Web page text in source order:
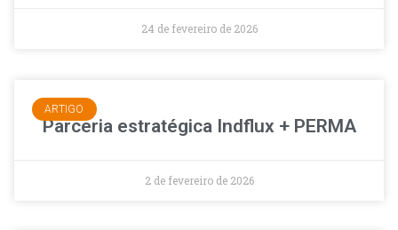
24 de fevereiro de 2026
ARTIGO
Parceria estratégica Indflux + PERMA
2 de fevereiro de 2026